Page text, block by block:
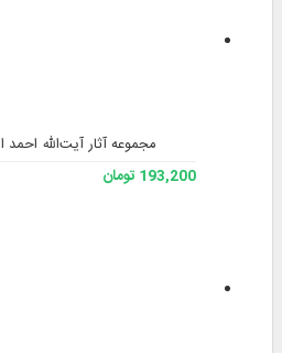
مجموعه آثار آیت‌الله
193,200 تومان